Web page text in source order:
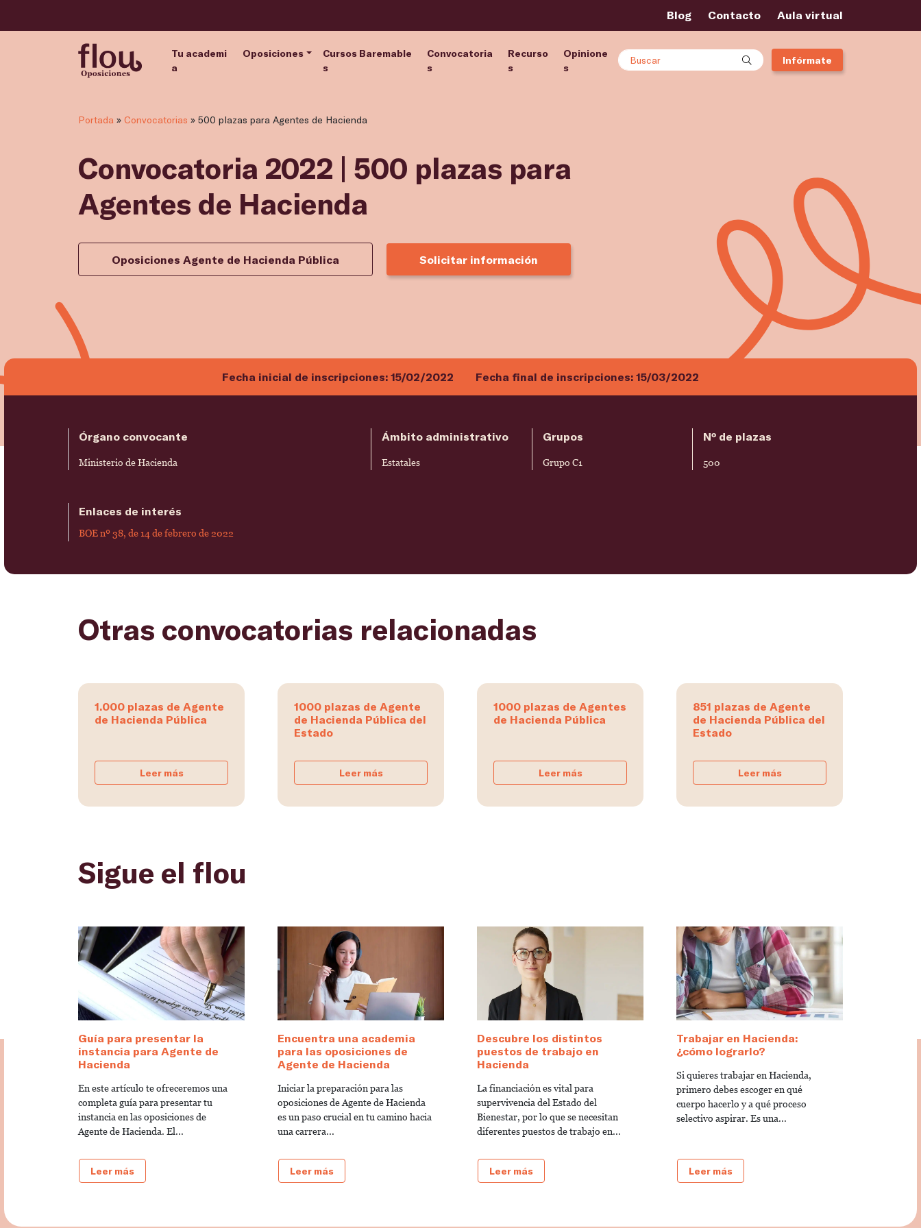
Blog Contacto Aula virtual
Tu academi
a
Oposiciones
Cursos Baremable
s
Convocatoria
s
Recurso
s
Opinione
s
Buscar Infórmate
Portada » Convocatorias » 500 plazas para Agentes de Hacienda
Convocatoria 2022 | 500 plazas para
Agentes de Hacienda
Oposiciones Agente de Hacienda Pública Solicitar información
Fecha inicial de inscripciones: 15/02/2022 Fecha final de inscripciones: 15/03/2022
Órgano convocante
Ministerio de Hacienda
Ámbito administrativo
Estatales
Grupos
Grupo C1
Nº de plazas
500
Enlaces de interés
BOE nº 38, de 14 de febrero de 2022
Otras convocatorias relacionadas
1.000 plazas de Agente
de Hacienda Pública
Leer más
1000 plazas de Agente
de Hacienda Pública del
Estado
Leer más
1000 plazas de Agentes
de Hacienda Pública
Leer más
851 plazas de Agente
de Hacienda Pública del
Estado
Leer más
Sigue el flou
Guía para presentar la
instancia para Agente de
Hacienda
En este artículo te ofreceremos una
completa guía para presentar tu
instancia en las oposiciones de
Agente de Hacienda. El...
Leer más
Encuentra una academia
para las oposiciones de
Agente de Hacienda
Iniciar la preparación para las
oposiciones de Agente de Hacienda
es un paso crucial en tu camino hacia
una carrera...
Leer más
Descubre los distintos
puestos de trabajo en
Hacienda
La financiación es vital para
supervivencia del Estado del
Bienestar, por lo que se necesitan
diferentes puestos de trabajo en...
Leer más
Trabajar en Hacienda:
¿cómo lograrlo?
Si quieres trabajar en Hacienda,
primero debes escoger en qué
cuerpo hacerlo y a qué proceso
selectivo aspirar. Es una...
Leer más